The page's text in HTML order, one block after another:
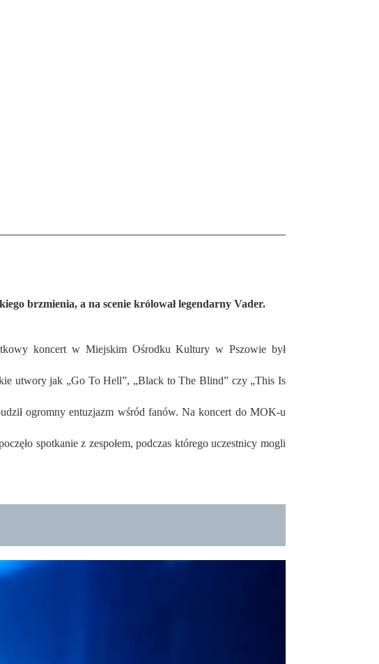
brzmienia, a na scenie królował legendarny Vader.
koncert w Miejskim Ośrodku Kultury w Pszowie był
utwory jak „Go To Hell”, „Black to The Blind” czy „This Is
ogromny entuzjazm wśród fanów. Na koncert do MOK-u
spotkanie z zespołem, podczas którego uczestnicy mogli